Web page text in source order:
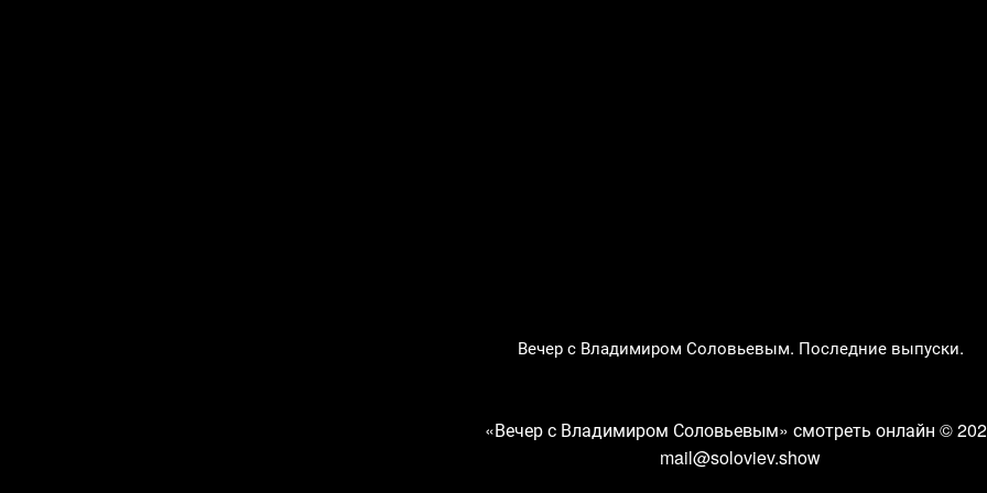
Вечер с Владимиром Соловьевым. Последние выпуски.
«Вечер с Владимиром Соловьевым» смотреть онлайн ©
mail@soloviev.show